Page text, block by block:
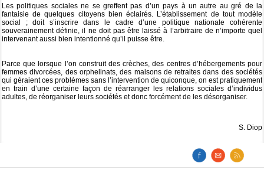
Les politiques sociales ne se greffent pas d’un pays à un autre au gré de la
fantaisie de quelques citoyens bien éclairés. L’établissement de tout modèle
social ; doit s’inscrire dans le cadre d’une politique nationale cohérente
souverainement définie, il ne doit pas être laissé à l’arbitraire de n’importe quel
intervenant aussi bien intentionné qu’il puisse être.
Parce que lorsque l’on construit des crèches, des centres d’hébergements pour
femmes divorcées, des orphelinats, des maisons de retraites dans des sociétés
qui géraient ces problèmes sans l’intervention de quiconque, on est pratiquement
en train d’une certaine façon de réarranger les relations sociales d’individus
adultes, de réorganiser leurs sociétés et donc forcément de les désorganiser.
S. Diop